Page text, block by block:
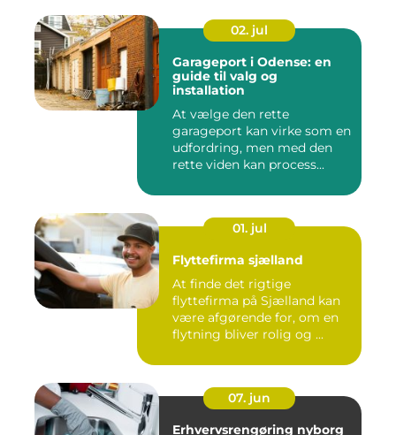
02. jul
Garageport i Odense: en
guide til valg og
installation
At vælge den rette
garageport kan virke som en
udfordring, men med den
rette viden kan process...
01. jul
Flyttefirma sjælland
At finde det rigtige
flyttefirma på Sjælland kan
være afgørende for, om en
flytning bliver rolig og ...
07. jun
Erhvervsrengøring nyborg